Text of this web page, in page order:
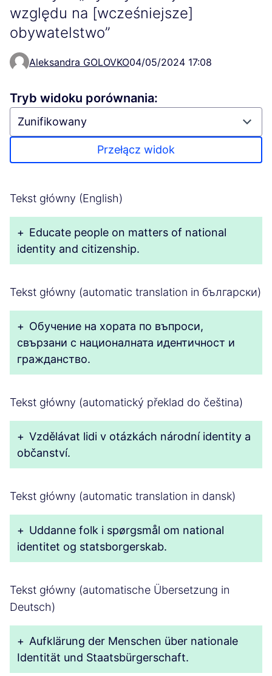
względu na [wcześniejsze]
obywatelstwo”
Aleksandra GOLOVKO04/05/2024 17:08
Tryb widoku porównania:
Przełącz widok
Tekst główny (English)
+ Educate people on matters of national
identity and citizenship.
Tekst główny (automatic translation in български)
+ Обучение на хората по въпроси,
свързани с националната идентичност и
гражданство.
Tekst główny (automatický překlad do čeština)
+ Vzdělávat lidi v otázkách národní identity a
občanství.
Tekst główny (automatic translation in dansk)
+ Uddanne folk i spørgsmål om national
identitet og statsborgerskab.
Tekst główny (automatische Übersetzung in
Deutsch)
+ Aufklärung der Menschen über nationale
Identität und Staatsbürgerschaft.